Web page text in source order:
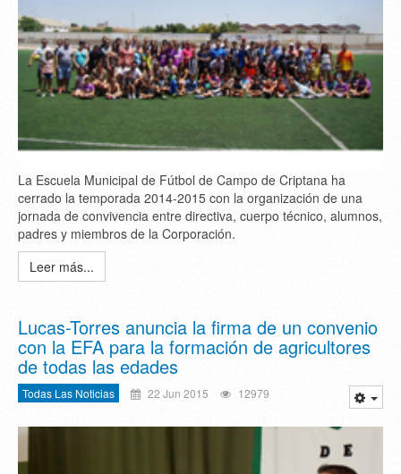
La Escuela Municipal de Fútbol de Campo de Criptana ha
cerrado la temporada 2014-2015 con la organización de una
jornada de convivencia entre directiva, cuerpo técnico, alumnos,
padres y miembros de la Corporación.
Leer más...
Lucas-Torres anuncia la firma de un convenio
con la EFA para la formación de agricultores
de todas las edades
Todas Las Noticias 22 Jun 2015 12979